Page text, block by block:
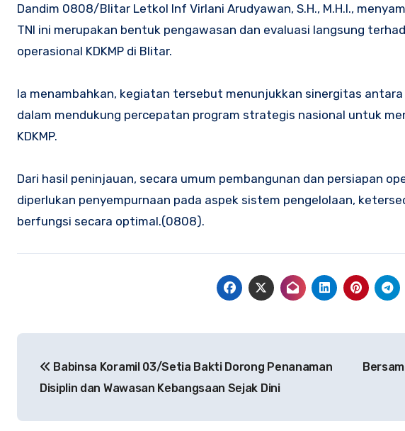
Dandim 0808/Blitar Letkol Inf Virlani Arudyawan, S.H., M.H.I.,
TNI ini merupakan bentuk pengawasan dan evaluasi langsung
operasional KDKMP di Blitar.
Ia menambahkan, kegiatan tersebut menunjukkan sinergitas
dalam mendukung percepatan program strategis nasional untuk
KDKMP.
Dari hasil peninjauan, secara umum pembangunan dan persiapan
diperlukan penyempurnaan pada aspek sistem pengelolaan,
berfungsi secara optimal.(0808).
pos Babinsa Koramil 03/Setia Bakti Dorong Penanaman
Disiplin dan Wawasan Kebangsaan Sejak Dini